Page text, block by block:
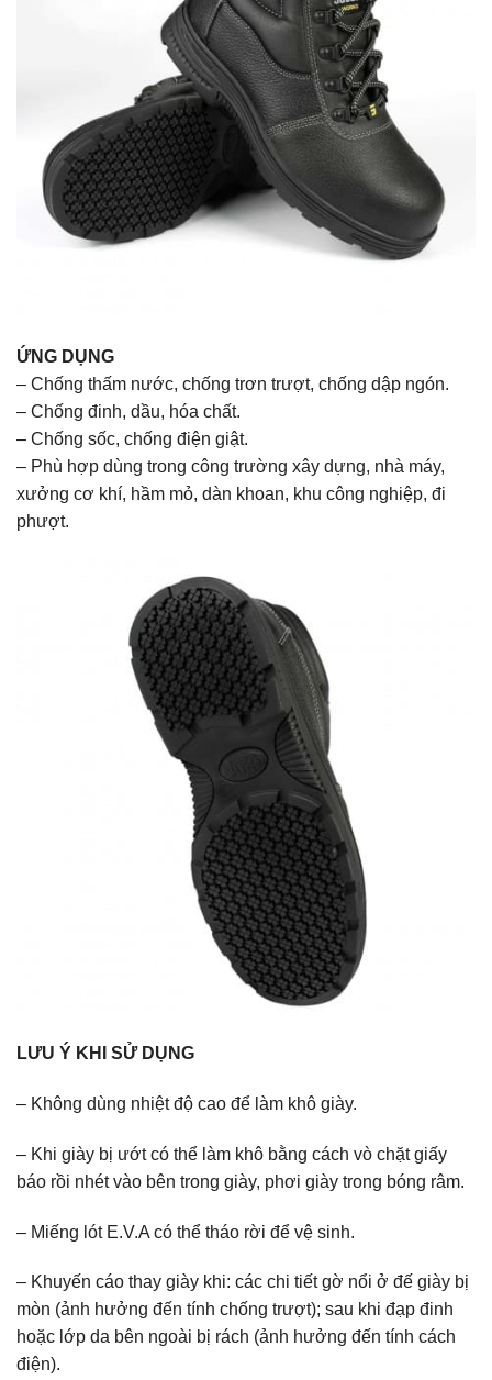
ỨNG DỤNG
– Chống thấm nước, chống trơn trượt, chống dập ngón.
– Chống đinh, dầu, hóa chất.
– Chống sốc, chống điện giật.
– Phù hợp dùng trong công trường xây dựng, nhà máy,
xưởng cơ khí, hầm mỏ, dàn khoan, khu công nghiệp, đi
phượt.
LƯU Ý KHI SỬ DỤNG
– Không dùng nhiệt độ cao để làm khô giày.
– Khi giày bị ướt có thể làm khô bằng cách vò chặt giấy
báo rồi nhét vào bên trong giày, phơi giày trong bóng râm.
– Miếng lót E.V.A có thể tháo rời để vệ sinh.
– Khuyến cáo thay giày khi: các chi tiết gờ nổi ở đế giày bị
mòn (ảnh hưởng đến tính chống trượt); sau khi đạp đinh
hoặc lớp da bên ngoài bị rách (ảnh hưởng đến tính cách
điện).